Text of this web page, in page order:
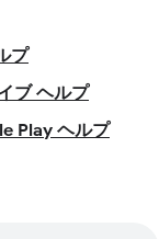
プ
ブ ヘルプ
Play ヘルプ